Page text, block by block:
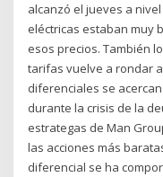
alcanzó el jueves a nivel
eléctricas estaban muy
esos precios. También
tarifas vuelve a rondar a
diferenciales se
durante la crisis de la
estrategas de Man
las acciones más
diferencial se ha